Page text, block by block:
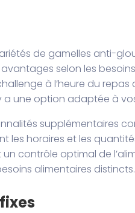
de gamelles anti-
selon les
à l’heure du
a une option adaptée à
supplémentaires
horaires et les
contrôle optimal de
alimentaires distincts.